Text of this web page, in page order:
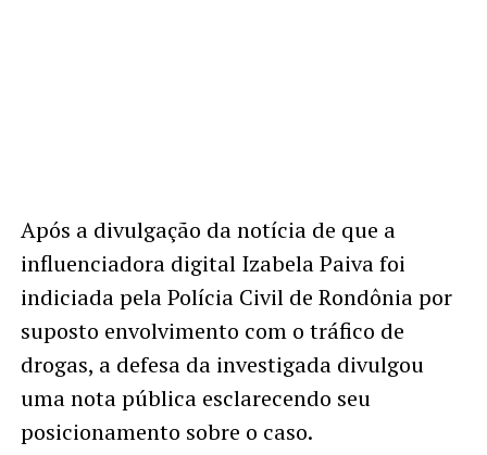
Após a divulgação da notícia de que a
influenciadora digital Izabela Paiva foi
indiciada pela Polícia Civil de Rondônia por
suposto envolvimento com o tráfico de
drogas, a defesa da investigada divulgou
uma nota pública esclarecendo seu
posicionamento sobre o caso.